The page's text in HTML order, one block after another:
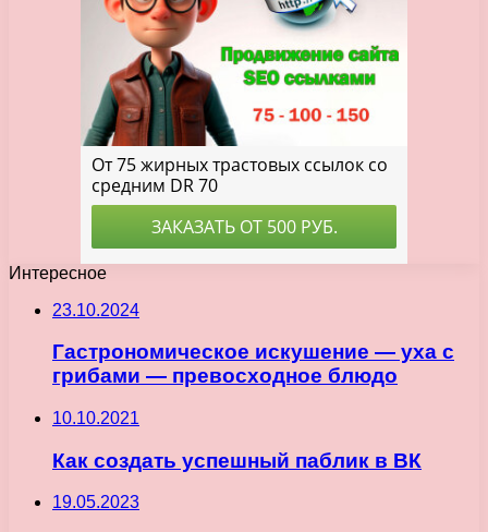
Интересное
23.10.2024
Гастрономическое искушение — уха с
грибами — превосходное блюдо
10.10.2021
Как создать успешный паблик в ВК
19.05.2023